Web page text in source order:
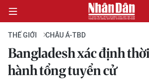
CHÍNH TRỊ
THẾ GIỚI CHÂU Á-TBD
Bangladesh xác định
hành tổng tuyển cử